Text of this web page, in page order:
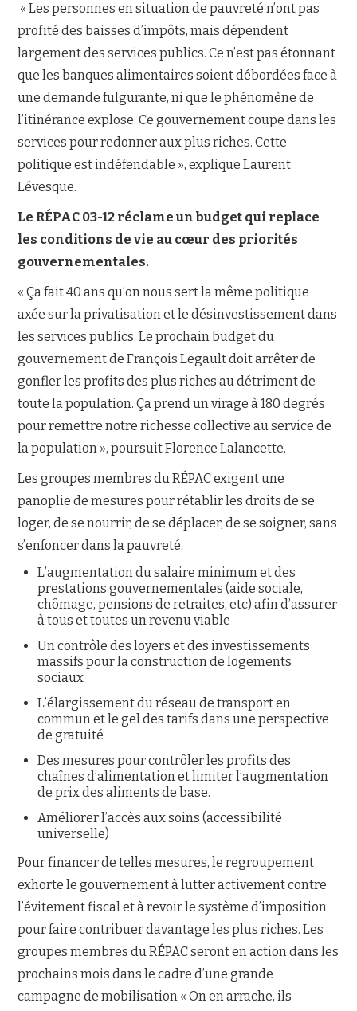
« Les personnes en situation de pauvreté n’ont pas
profité des baisses d’impôts, mais dépendent
largement des services publics. Ce n’est pas étonnant
que les banques alimentaires soient débordées face à
une demande fulgurante, ni que le phénomène de
l’itinérance explose. Ce gouvernement coupe dans les
services pour redonner aux plus riches. Cette
politique est indéfendable », explique Laurent
Lévesque.
Le RÉPAC 03-12 réclame un budget qui replace
les conditions de vie au cœur des priorités
gouvernementales.
« Ça fait 40 ans qu’on nous sert la même politique
axée sur la privatisation et le désinvestissement dans
les services publics. Le prochain budget du
gouvernement de François Legault doit arrêter de
gonfler les profits des plus riches au détriment de
toute la population. Ça prend un virage à 180 degrés
pour remettre notre richesse collective au service de
la population », poursuit Florence Lalancette.
Les groupes membres du RÉPAC exigent une
panoplie de mesures pour rétablir les droits de se
loger, de se nourrir, de se déplacer, de se soigner, sans
s’enfoncer dans la pauvreté.
L’augmentation du salaire minimum et des
prestations gouvernementales (aide sociale,
chômage, pensions de retraites, etc) afin d’assurer
à tous et toutes un revenu viable
Un contrôle des loyers et des investissements
massifs pour la construction de logements
sociaux
L’élargissement du réseau de transport en
commun et le gel des tarifs dans une perspective
de gratuité
Des mesures pour contrôler les profits des
chaînes d’alimentation et limiter l’augmentation
de prix des aliments de base.
Améliorer l’accès aux soins (accessibilité
universelle)
Pour financer de telles mesures, le regroupement
exhorte le gouvernement à lutter activement contre
l’évitement fiscal et à revoir le système d’imposition
pour faire contribuer davantage les plus riches. Les
groupes membres du RÉPAC seront en action dans les
prochains mois dans le cadre d’une grande
campagne de mobilisation « On en arrache, ils